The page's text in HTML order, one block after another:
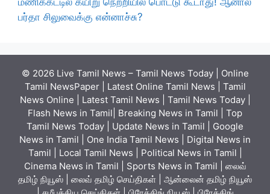
பர்தா சிலுவைக்கு என்னாச்சு?
© 2026 Live Tamil News – Tamil News Today | Online
Tamil NewsPaper | Latest Online Tamil News | Tamil
News Online | Latest Tamil News | Tamil News Today |
Flash News in Tamil| Breaking News in Tamil | Top
Tamil News Today | Update News in Tamil | Google
News in Tamil | One India Tamil News | Digital News in
Tamil | Local Tamil News | Political News in Tamil |
Cinema News in Tamil | Sports News in Tamil | லைவ்
தமிழ் நியூஸ் | லைவ் தமிழ் செய்திகள் | ஆன்லைன் தமிழ் நியூஸ்